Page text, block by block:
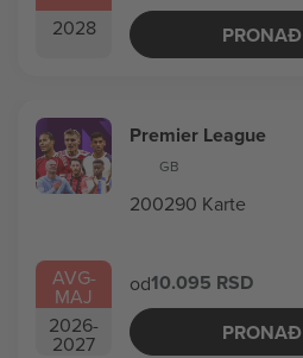
2028
AVG-
MAJ
2026-
2027
Premier League
GB
200290 Karte
od10.095 RSD